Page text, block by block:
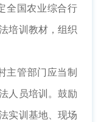
全国农业综合行
培训教材，组织
主管部门应当制
人员培训。鼓励
实训基地、现场